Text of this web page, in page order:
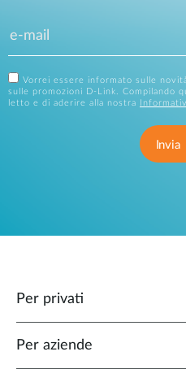
Vorrei essere informato sulle
sulle promozioni D-Link. Compilando
letto e di aderire alla nostra
Invia
Per privati
Per aziende